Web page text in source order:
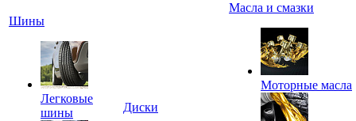
Шины
Легковые
шины
Диски
Масла и смазки
Моторные масла